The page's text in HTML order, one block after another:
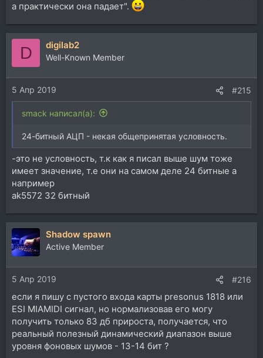
а практически она падает".
D digilab2
Well-Known Member
5 Апр 2019 #215
smack написал(а):
24-битный АЦП - некая общепринятая условность.
-это не условность, т.к как я писал выше шум тоже
имеет значение, т.е они на самом деле 24 битные а
например
ak5572 32 битный
Shadow spawn
Active Member
5 Апр 2019 #216
если я пишу с пустого входа карты presonus 1818 или
ESI MIAMIDI сигнал, но нормализовав его могу
получить только 83 дб прироста, получается, что
реальный полезный динамический диапазон выше
уровня фоновых шумов - 13-14 бит ?